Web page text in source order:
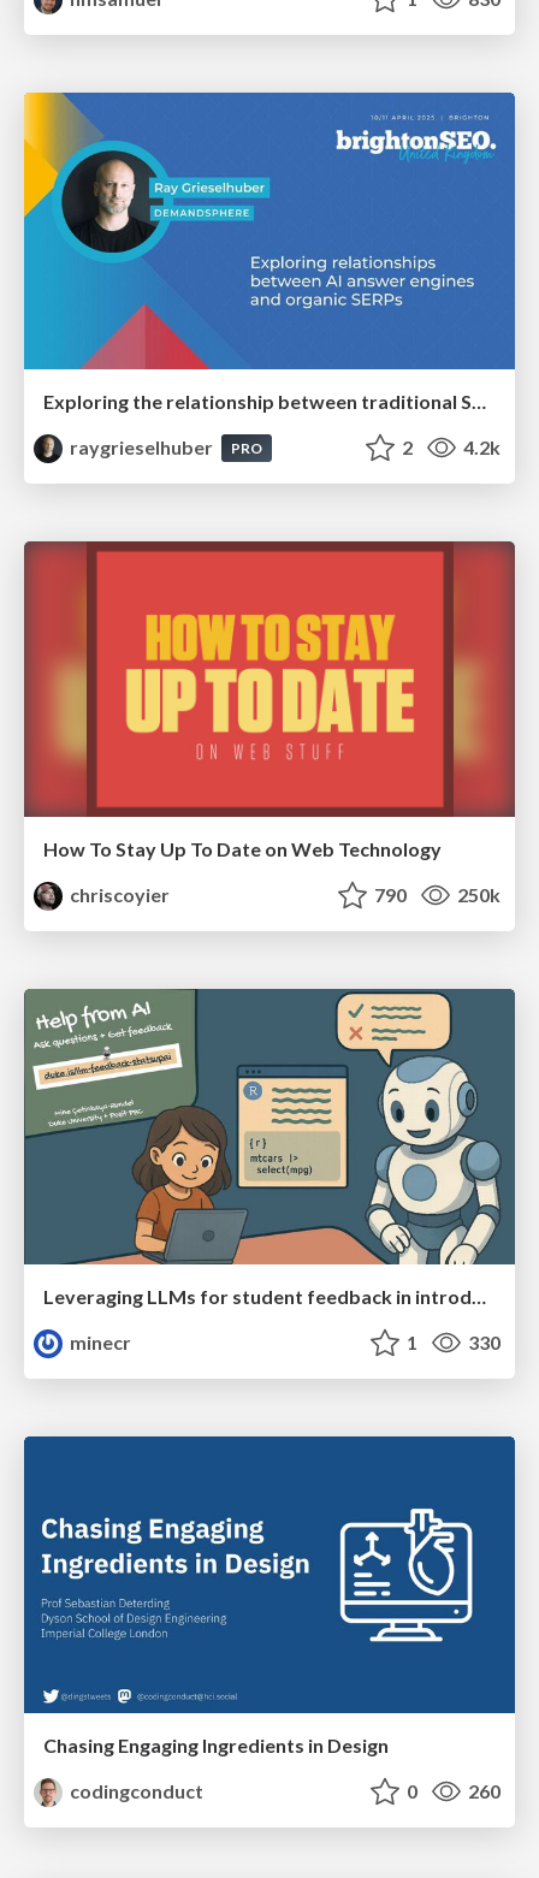
raygrieselhuber
PRO 2 4.2k
How To Stay Up To Date on Web Technology
chriscoyier
790 250k
Leveraging LLMs for student feedback in introductory data science courses - posit::conf(2025)
minecr
1 330
Chasing Engaging Ingredients in Design
codingconduct
0 260